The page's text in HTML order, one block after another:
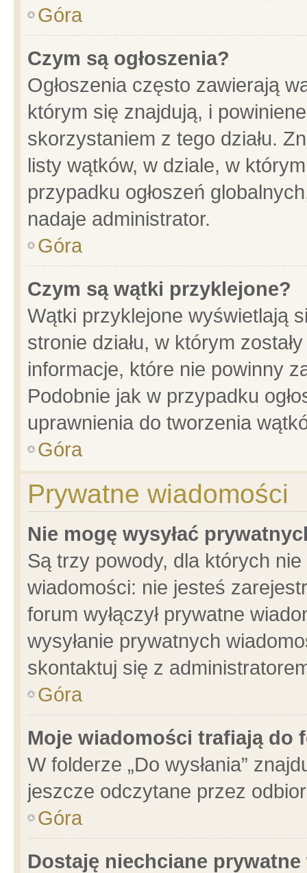
Góra
Czym są ogłoszenia?
Ogłoszenia często zawierają
którym się znajdują, i
skorzystaniem z tego działu.
listy wątków, w dziale, w
przypadku ogłoszeń
nadaje administrator.
Góra
Czym są wątki przyklejone?
Wątki przyklejone wyświetlają
stronie działu, w którym
informacje, które nie powinny
Podobnie jak w przypadku
uprawnienia do tworzenia
Góra
Prywatne wiadomości
Nie mogę wysyłać
Są trzy powody, dla których
wiadomości: nie jesteś
forum wyłączył prywatne
wysyłanie prywatnych
skontaktuj się z
Góra
Moje wiadomości trafiają do
W folderze „Do wysłania”
jeszcze odczytane przez
Góra
Dostaję niechciane